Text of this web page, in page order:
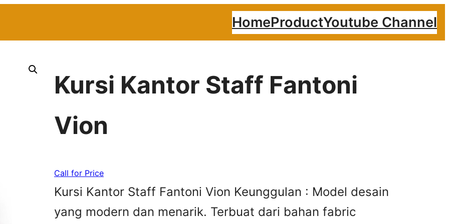
HomeProductYoutube Channel
Kursi Kantor Staff Fantoni
Vion
Call for Price
Kursi Kantor Staff Fantoni Vion Keunggulan : Model desain
yang modern dan menarik. Terbuat dari bahan fabric